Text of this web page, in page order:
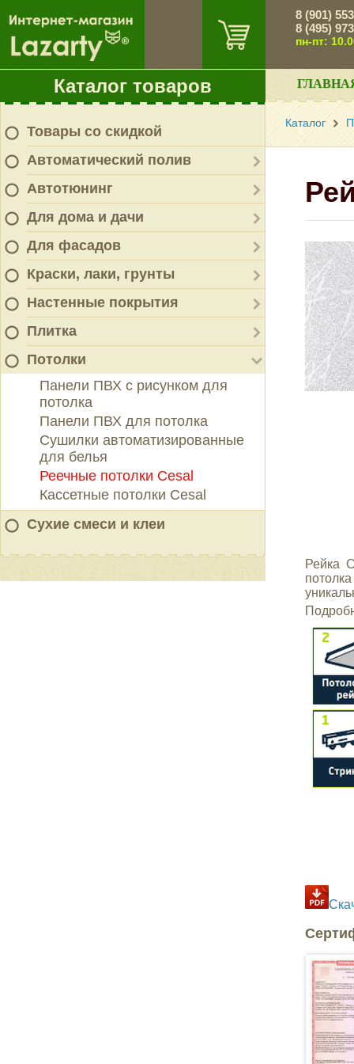
Каталог товаров
Товары со скидкой
Автоматический полив
Автотюнинг
Для дома и дачи
Для фасадов
Краски, лаки, грунты
Настенные покрытия
Плитка
Потолки
Панели ПВХ с рисунком для
потолка
Панели ПВХ для потолка
Сушилки автоматизированные
для белья
Реечные потолки Cesal
Кассетные потолки Cesal
Сухие смеси и клеи
8 (901)
8 (495)
пн-пт:
Каталог
Рейка